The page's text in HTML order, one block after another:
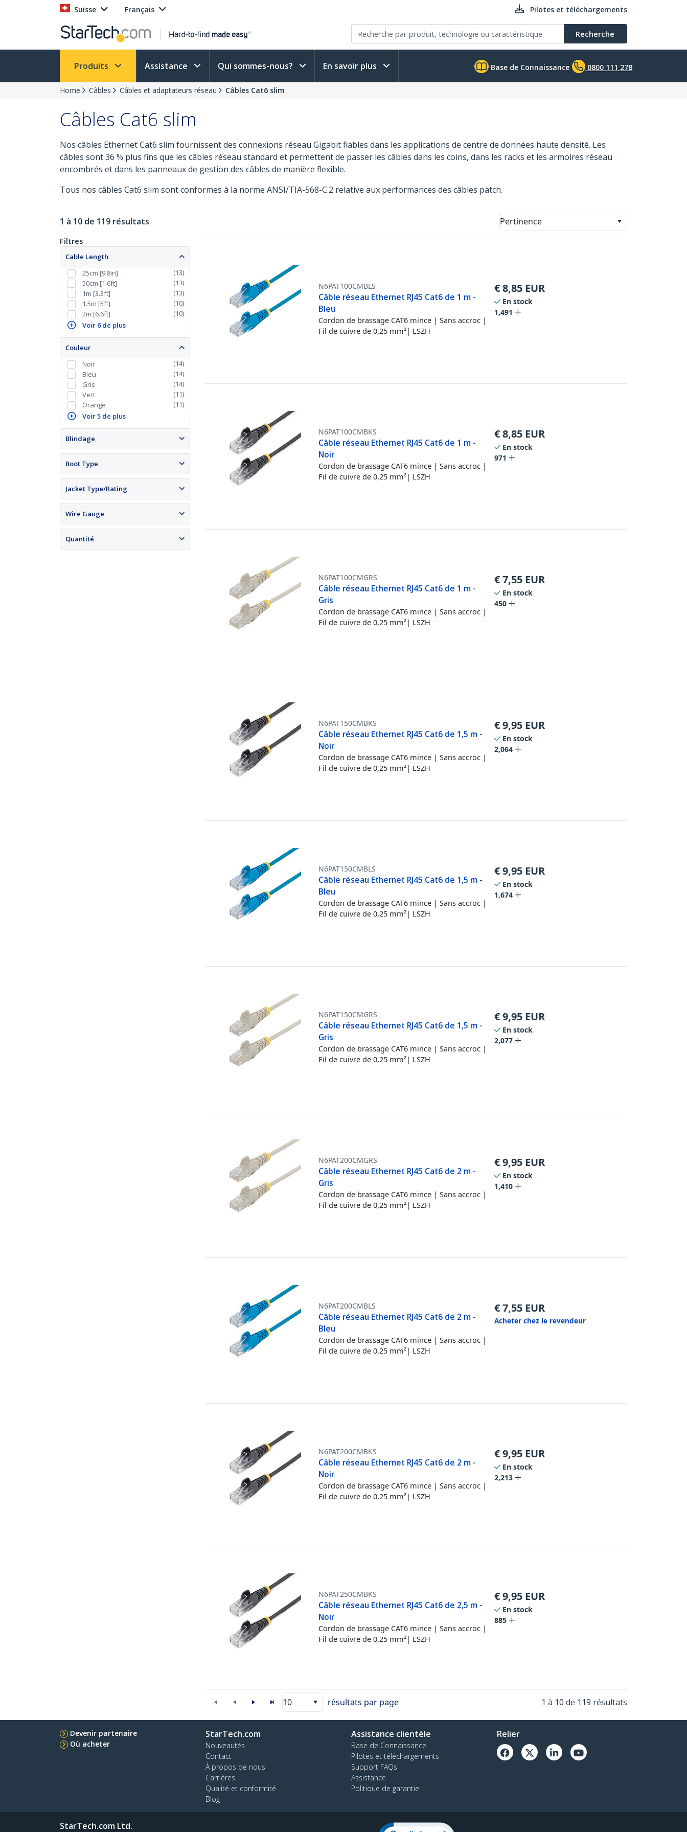
Suisse Français Pilotes et téléchargements
Recherche
Produits Assistance Qui sommes-nous? En savoir plus Base de Connaissance 0800 111 278
Home Câbles Câbles et adaptateurs réseau Câbles Cat6 slim
Câbles Cat6 slim
Nos câbles Ethernet Cat6 slim fournissent des connexions réseau Gigabit fiables dans les applications de centre de données haute densité. Les
câbles sont 36 % plus fins que les câbles réseau standard et permettent de passer les câbles dans les coins, dans les racks et les armoires réseau
encombrés et dans les panneaux de gestion des câbles de manière flexible.
Tous nos câbles Cat6 slim sont conformes à la norme ANSI/TIA-568-C.2 relative aux performances des câbles patch.
1 à 10 de 119 résultats Pertinence
Filtres
Cable Length
25cm [9.8in]
(13)
50cm [1.6ft]
(13)
1m [3.3ft]
(13)
1.5m [5ft]
(10)
2m [6.6ft]
(10)
Voir 6 de plus
Couleur
Noir
(14)
Bleu
(14)
Gris
(14)
Vert
(11)
Orange
(11)
Voir 5 de plus
Blindage
Boot Type
Jacket Type/Rating
Wire Gauge
Quantité
N6PAT100CMBLS
Câble réseau Ethernet RJ45 Cat6 de 1 m -
Bleu
Cordon de brassage CAT6 mince | Sans accroc |
Fil de cuivre de 0,25 mm²| LSZH
€8,85 EUR
En stock
1,491
N6PAT100CMBKS
Câble réseau Ethernet RJ45 Cat6 de 1 m -
Noir
Cordon de brassage CAT6 mince | Sans accroc |
Fil de cuivre de 0,25 mm²| LSZH
€8,85 EUR
En stock
971
N6PAT100CMGRS
Câble réseau Ethernet RJ45 Cat6 de 1 m -
Gris
Cordon de brassage CAT6 mince | Sans accroc |
Fil de cuivre de 0,25 mm²| LSZH
€7,55 EUR
En stock
450
N6PAT150CMBKS
Câble réseau Ethernet RJ45 Cat6 de 1,5 m -
Noir
Cordon de brassage CAT6 mince | Sans accroc |
Fil de cuivre de 0,25 mm²| LSZH
€9,95 EUR
En stock
2,064
N6PAT150CMBLS
Câble réseau Ethernet RJ45 Cat6 de 1,5 m -
Bleu
Cordon de brassage CAT6 mince | Sans accroc |
Fil de cuivre de 0,25 mm²| LSZH
€9,95 EUR
En stock
1,674
N6PAT150CMGRS
Câble réseau Ethernet RJ45 Cat6 de 1,5 m -
Gris
Cordon de brassage CAT6 mince | Sans accroc |
Fil de cuivre de 0,25 mm²| LSZH
€9,95 EUR
En stock
2,077
N6PAT200CMGRS
Câble réseau Ethernet RJ45 Cat6 de 2 m -
Gris
Cordon de brassage CAT6 mince | Sans accroc |
Fil de cuivre de 0,25 mm²| LSZH
€9,95 EUR
En stock
1,410
N6PAT200CMBLS
Câble réseau Ethernet RJ45 Cat6 de 2 m -
Bleu
Cordon de brassage CAT6 mince | Sans accroc |
Fil de cuivre de 0,25 mm²| LSZH
€7,55 EUR
Acheter chez le revendeur
N6PAT200CMBKS
Câble réseau Ethernet RJ45 Cat6 de 2 m -
Noir
Cordon de brassage CAT6 mince | Sans accroc |
Fil de cuivre de 0,25 mm²| LSZH
€9,95 EUR
En stock
2,213
N6PAT250CMBKS
Câble réseau Ethernet RJ45 Cat6 de 2,5 m -
Noir
Cordon de brassage CAT6 mince | Sans accroc |
Fil de cuivre de 0,25 mm²| LSZH
€9,95 EUR
En stock
885
10 résultats par page 1 à 10 de 119 résultats
Devenir partenaire
Où acheter
StarTech.com
Nouveautés
Contact
À propos de nous
Carrières
Qualité et conformité
Blog
Assistance clientèle
Base de Connaissance
Pilotes et téléchargements
Support FAQs
Assistance
Politique de garantie
Relier
StarTech.com Ltd.